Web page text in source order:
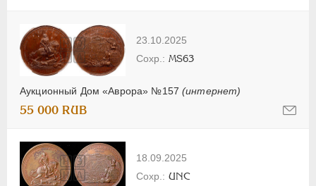
23.10.2025
Аукционный Дом «Аврора» №157(интернет)
MS63
55 000 RUB
18.09.2025
UNC